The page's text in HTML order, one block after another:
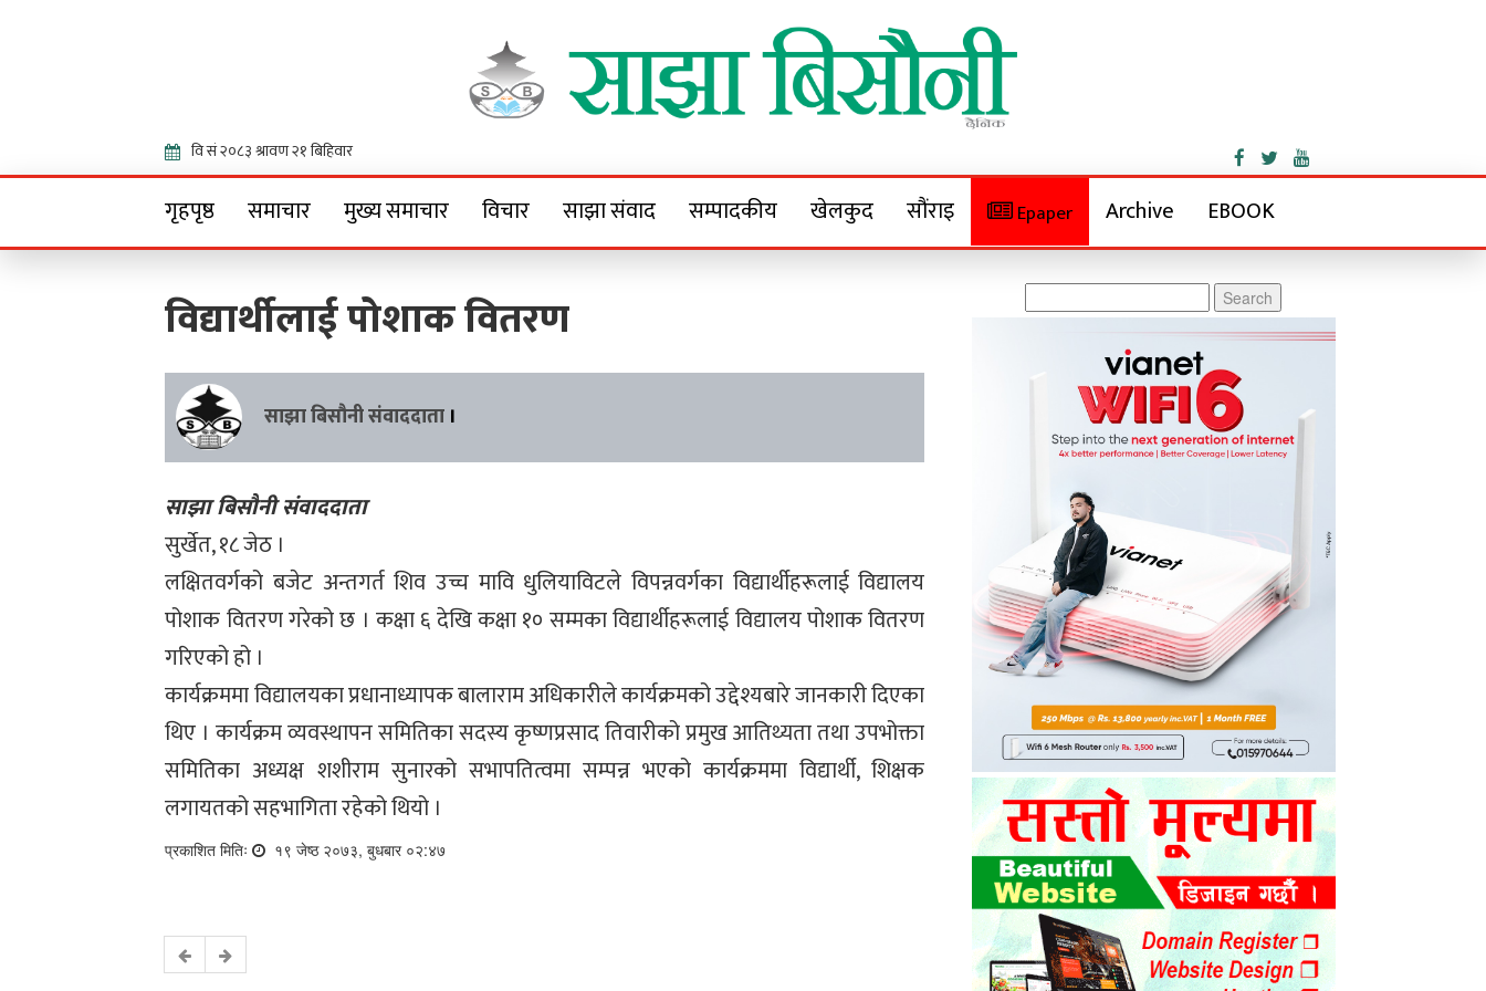
Sajha Bisaunee
गृहपृष्ठ समाचार मुख्य समाचार विचार साझा संवाद सम्पादकीय खेलकुद सौंराइ Epaper Archive EBOOK
विद्यार्थीलाई पोशाक वितरण
साझा बिसौनी संवाददाता ।
साझा बिसौनी संवाददाता
सुर्खेत, १८ जेठ ।
लक्षितवर्गको बजेट अन्तगर्त शिव उच्च मावि धुलियाविटले विपन्नवर्गका विद्यार्थीहरूलाई विद्यालय
पोशाक वितरण गरेको छ । कक्षा ६ देखि कक्षा १० सम्मका विद्यार्थीहरूलाई विद्यालय पोशाक वितरण
गरिएको हो ।
कार्यक्रममा विद्यालयका प्रधानाध्यापक बालाराम अधिकारीले कार्यक्रमको उद्देश्यबारे जानकारी दिएका
थिए । कार्यक्रम व्यवस्थापन समितिका सदस्य कृष्णप्रसाद तिवारीको प्रमुख आतिथ्यता तथा उपभोक्ता
समितिका अध्यक्ष शशीराम सुनारको सभापतित्वमा सम्पन्न भएको कार्यक्रममा विद्यार्थी, शिक्षक
लगायतको सहभागिता रहेको थियो ।
प्रकाशित मितिः १९ जेष्ठ २०७३, बुधबार ०२:४७
for: